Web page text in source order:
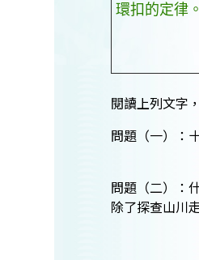
環扣的定律
閱讀上列文字
問題（一）：
問題（二）：
除了探查山川